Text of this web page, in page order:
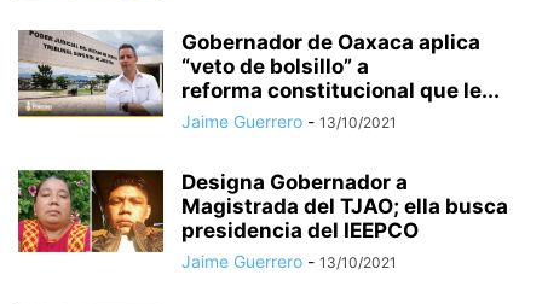
Gobernador de Oaxaca aplica
“veto de bolsillo” a
reforma constitucional que le...
Jaime Guerrero - 13/10/2021
Designa Gobernador a
Magistrada del TJAO; ella busca
presidencia del IEEPCO
Jaime Guerrero - 13/10/2021